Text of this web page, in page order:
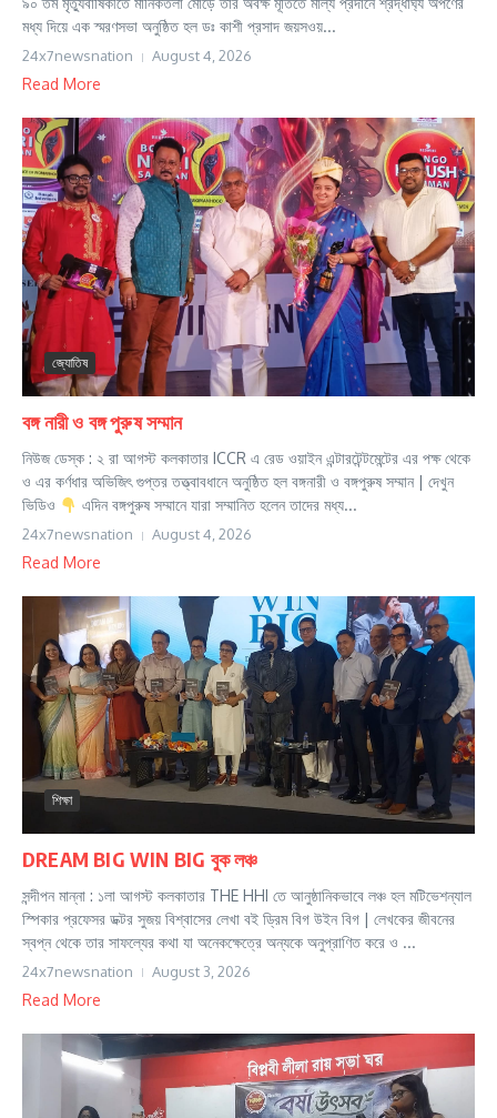
মধ্য দিয়ে এক স্মরণসভা অনুষ্ঠিত হল ডঃ কাশী প্রসাদ জয়সওয়...
24x7newsnation August 4, 2026
Read More
জ্যোতিষ
বঙ্গ নারী ও বঙ্গ পুরুষ সম্মান
নিউজ ডেস্ক : ২ রা আগস্ট কলকাতার ICCR এ রেড ওয়াইন এন্টারটেন্টমেন্টের এর পক্ষ থেকে
ও এর কর্ণধার অভিজিৎ গুপ্তর তত্ত্বাবধানে অনুষ্ঠিত হল বঙ্গনারী ও বঙ্গপুরুষ সম্মান | দেখুন
ভিডিও
এদিন বঙ্গপুরুষ সম্মানে যারা সম্মানিত হলেন তাদের মধ্য...
24x7newsnation August 4, 2026
Read More
শিক্ষা
DREAM BIG WIN BIG বুক লঞ্চ
সন্দীপন মান্না : ১লা আগস্ট কলকাতার THE HHI তে আনুষ্ঠানিকভাবে লঞ্চ হল মটিভেশন্যাল
স্পিকার প্রফেসর ডক্টর সুজয় বিশ্বাসের লেখা বই ড্রিম বিগ উইন বিগ | লেখকের জীবনের
স্বপ্ন থেকে তার সাফল্যের কথা যা অনেকক্ষেত্রে অন্যকে অনুপ্রাণিত করে ও ...
24x7newsnation August 3, 2026
Read More